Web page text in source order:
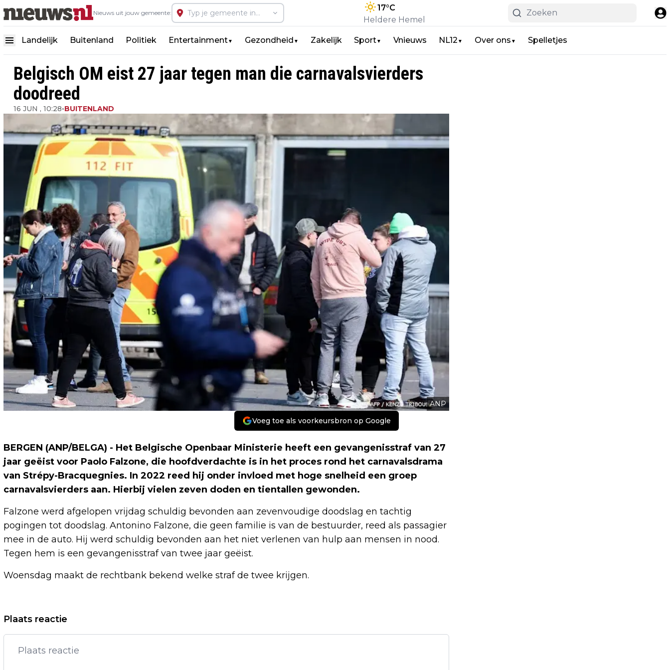
Nieuws uit jouw gemeente:
17°C
Heldere Hemel
Landelijk Buitenland Politiek Entertainment▼ Gezondheid ▼ Zakelijk Sport▼ Vnieuws NL12 ▼ Over ons ▼ Spelletjes
Belgisch OM eist 27 jaar tegen man die carnavalsvierders
doodreed
16 JUN , 10:28•BUITENLAND
ANP
Voeg toe als voorkeursbron op Google
BERGEN (ANP/BELGA) - Het Belgische Openbaar Ministerie heeft een gevangenisstraf van 27
jaar geëist voor Paolo Falzone, die hoofdverdachte is in het proces rond het carnavalsdrama
van Strépy-Bracquegnies. In 2022 reed hij onder invloed met hoge snelheid een groep
carnavalsvierders aan. Hierbij vielen zeven doden en tientallen gewonden.
Falzone werd afgelopen vrijdag schuldig bevonden aan zevenvoudige doodslag en tachtig
pogingen tot doodslag. Antonino Falzone, die geen familie is van de bestuurder, reed als passagier
mee in de auto. Hij werd schuldig bevonden aan het niet verlenen van hulp aan mensen in nood.
Tegen hem is een gevangenisstraf van twee jaar geëist.
Woensdag maakt de rechtbank bekend welke straf de twee krijgen.
Vorig artikel
NPO WIL DAT PUBLIEK MEEDENKT OVER
AANBOD PUBLIEKE OMROEP
INGELASTE UITZENDING OP NPO 2 NA
Plaats reactie